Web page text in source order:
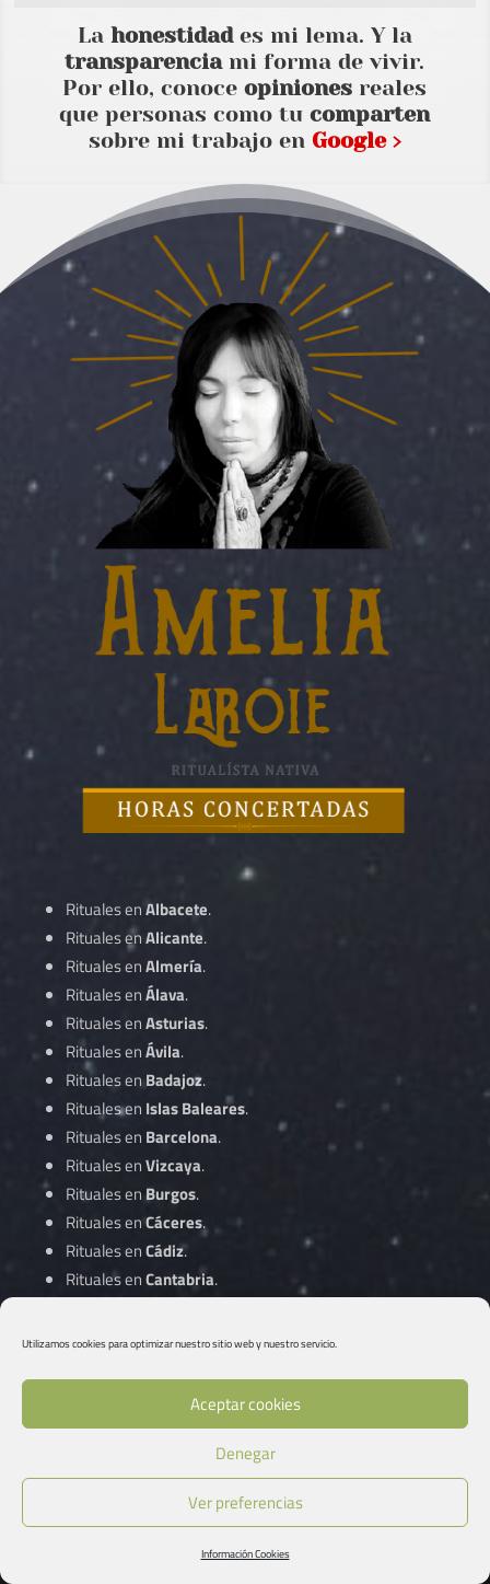
Utilizamos cookies para optimizar nuestro sitio web y nuestro servicio.
Aceptar cookies
Denegar
Ver preferencias
Información Cookies
La honestidades mi lema. Y la
transparenciami forma de vivir.
Por ello, conoceopiniones reales
que personas como tucomparten
sobre mi trabajo en Google ›
Rituales enAlbacete.
Rituales enAlicante.
Rituales enAlmería.
Rituales enÁlava.
Rituales enAsturias.
Rituales enÁvila.
Rituales en Badajoz.
Rituales en Islas Baleares.
Rituales en Barcelona.
Rituales enVizcaya.
Rituales en Burgos.
Rituales enCáceres.
Rituales enCádiz.
Rituales enCantabria.
Rituales enCiudad Real.
Gipuzkoa.
Rituales enGirona.
Granada.